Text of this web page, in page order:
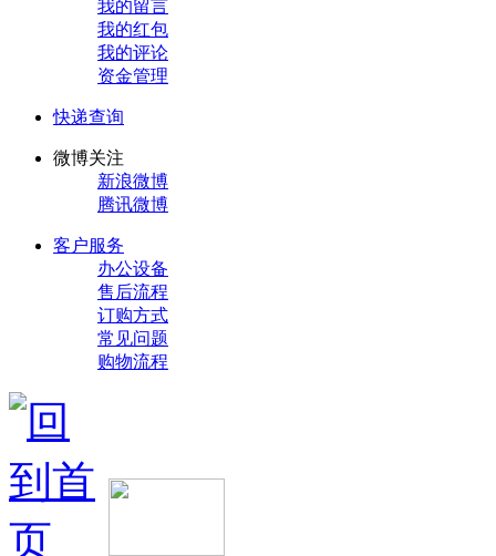
我的留言
我的红包
我的评论
资金管理
快递查询
微博关注
新浪微博
腾讯微博
客户服务
办公设备
售后流程
订购方式
常见问题
购物流程